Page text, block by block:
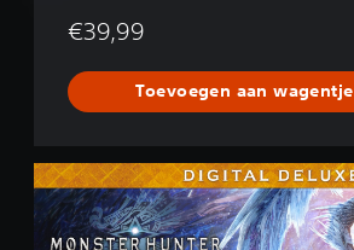
€39,99
Toevoegen aan wagentje
M
a
s